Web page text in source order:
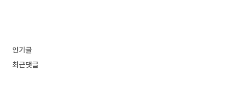
인기글
최근댓글